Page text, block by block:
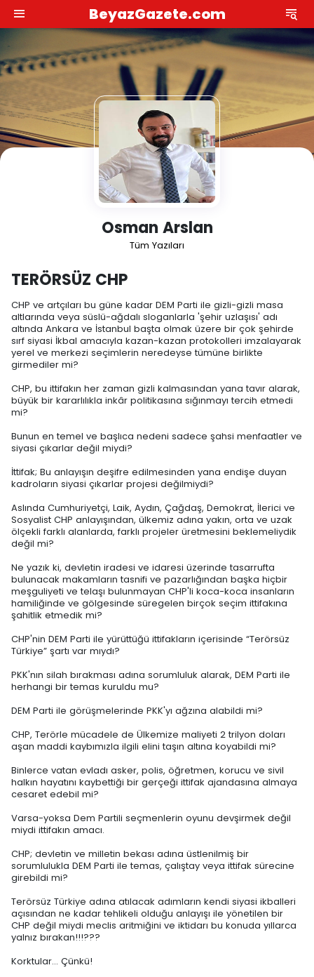
BeyazGazete.com
Osman Arslan
Tüm Yazıları
TERÖRSÜZ CHP
CHP ve artçıları bu güne kadar DEM Parti ile gizli-gizli masa
altlarında veya süslü-ağdalı sloganlarla 'şehir uzlaşısı' adı
altında Ankara ve İstanbul başta olmak üzere bir çok şehirde
sırf siyasi İkbal amacıyla kazan-kazan protokolleri imzalayarak
yerel ve merkezi seçimlerin neredeyse tümüne birlikte
girmediler mi?
CHP, bu ittifakın her zaman gizli kalmasından yana tavır alarak,
büyük bir kararlılıkla inkâr politikasına sığınmayı tercih etmedi
mi?
Bunun en temel ve başlıca nedeni sadece şahsi menfaatler ve
siyasi çıkarlar değil miydi?
İttifak; Bu anlayışın deşifre edilmesinden yana endişe duyan
kadroların siyasi çıkarlar projesi değilmiydi?
Aslında Cumhuriyetçi, Laik, Aydın, Çağdaş, Demokrat, İlerici ve
Sosyalist CHP anlayışından, ülkemiz adına yakın, orta ve uzak
ölçekli farklı alanlarda, farklı projeler üretmesini beklemeliydik
değil mi?
Ne yazık ki, devletin iradesi ve idaresi üzerinde tasarrufta
bulunacak makamların tasnifi ve pazarlığından başka hiçbir
meşguliyeti ve telaşı bulunmayan CHP'li koca-koca insanların
hamiliğinde ve gölgesinde süregelen birçok seçim ittifakına
şahitlik etmedik mi?
CHP'nin DEM Parti ile yürüttüğü ittifakların içerisinde “Terörsüz
Türkiye” şartı var mıydı?
PKK'nın silah bırakması adına sorumluluk alarak, DEM Parti ile
herhangi bir temas kuruldu mu?
DEM Parti ile görüşmelerinde PKK'yı ağzına alabildi mi?
CHP, Terörle mücadele de Ülkemize maliyeti 2 trilyon doları
aşan maddi kaybımızla ilgili elini taşın altına koyabildi mi?
Binlerce vatan evladı asker, polis, öğretmen, korucu ve sivil
halkın hayatını kaybettiği bir gerçeği ittifak ajandasına almaya
cesaret edebil mi?
Varsa-yoksa Dem Partili seçmenlerin oyunu devşirmek değil
miydi ittifakın amacı.
CHP; devletin ve milletin bekası adına üstlenilmiş bir
sorumlulukla DEM Parti ile temas, çalıştay veya ittifak sürecine
girebildi mi?
Terörsüz Türkiye adına atılacak adımların kendi siyasi ikballeri
açısından ne kadar tehlikeli olduğu anlayışı ile yönetilen bir
CHP değil miydi meclis aritmiğini ve iktidarı bu konuda yıllarca
yalnız bırakan!!!???
Korktular… Çünkü!